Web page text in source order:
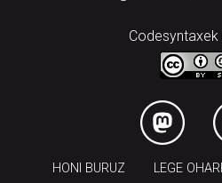
Codesyntaxek
HONI BURUZ LEGE